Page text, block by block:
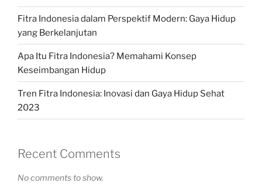
Fitra Indonesia dalam Perspektif Modern: Gaya Hidup
yang Berkelanjutan
Apa Itu Fitra Indonesia? Memahami Konsep
Keseimbangan Hidup
Tren Fitra Indonesia: Inovasi dan Gaya Hidup Sehat
2023
Recent Comments
No comments to show.